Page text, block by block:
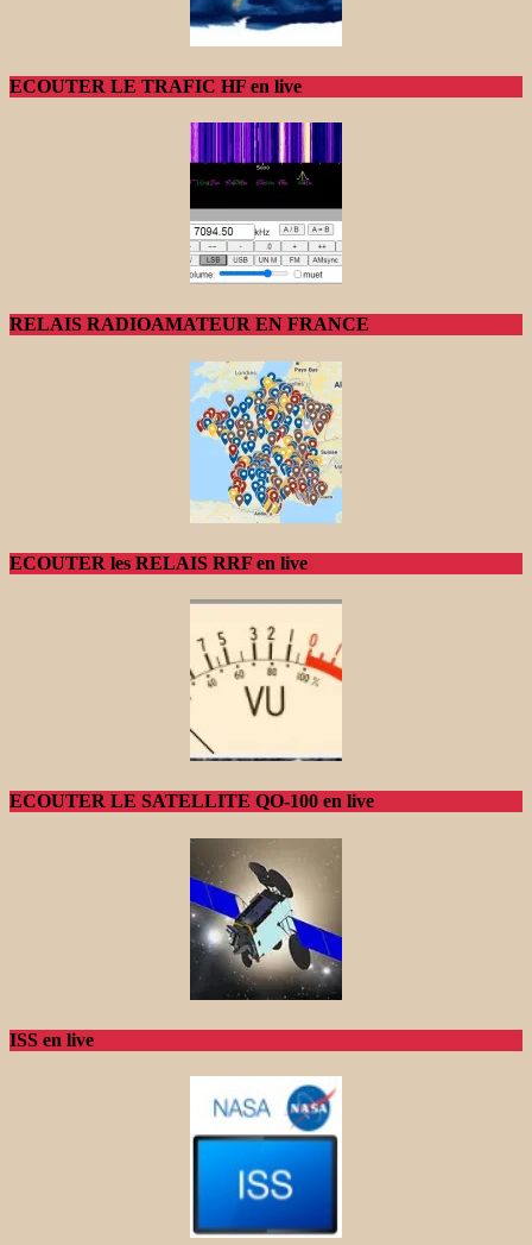
ECOUTER LE TRAFIC HF en live
RELAIS RADIOAMATEUR EN FRANCE
ECOUTER les RELAIS RRF en live
ECOUTER LE SATELLITE QO-100 en live
ISS en live